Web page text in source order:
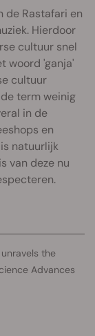
de Rastafari en
Hierdoor
cultuur snel
woord 'ganja'
cultuur
term weinig
in de
en
natuurlijk
van deze nu
the
Advances